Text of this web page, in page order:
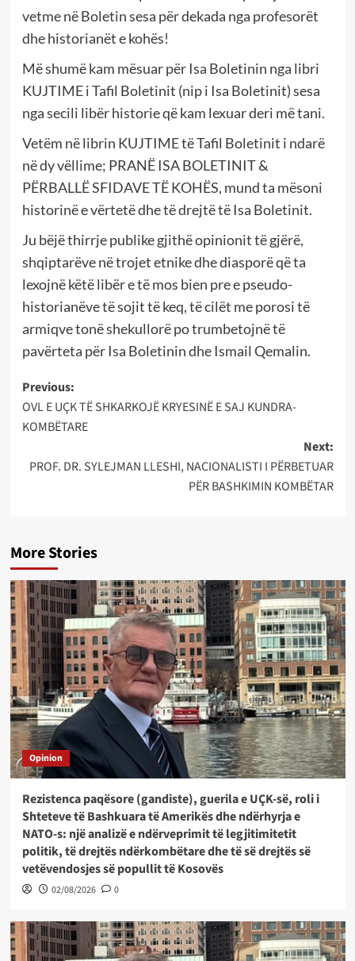
vetme në Boletin sesa për dekada nga profesorët
dhe historianët e kohës!
Më shumë kam mësuar për Isa Boletinin nga libri
KUJTIME i Tafil Boletinit (nip i Isa Boletinit) sesa
nga secili libër historie që kam lexuar deri më tani.
Vetëm në librin KUJTIME të Tafil Boletinit i ndarë
në dy vëllime; PRANË ISA BOLETINIT &
PËRBALLË SFIDAVE TË KOHËS, mund ta mësoni
historinë e vërtetë dhe të drejtë të Isa Boletinit.
Ju bëjë thirrje publike gjithë opinionit të gjërë,
shqiptarëve në trojet etnike dhe diasporë që ta
lexojnë këtë libër e të mos bien pre e pseudo-
historianëve të sojit të keq, të cilët me porosi të
armiqve tonë shekullorë po trumbetojnë të
pavërteta për Isa Boletinin dhe Ismail Qemalin.
Post
navigation
Previous:
OVL E UÇK TË SHKARKOJË KRYESINË E SAJ KUNDRA-
KOMBËTARE
Next:
PROF. DR. SYLEJMAN LLESHI, NACIONALISTI I PËRBETUAR
PËR BASHKIMIN KOMBËTAR
More Stories
Opinion
Rezistenca paqësore (gandiste), guerila e UÇK-së, roli i
Shteteve të Bashkuara të Amerikës dhe ndërhyrja e
NATO-s: një analizë e ndërveprimit të legjitimitetit
politik, të drejtës ndërkombëtare dhe të së drejtës së
vetëvendosjes së popullit të Kosovës
02/08/2026 0